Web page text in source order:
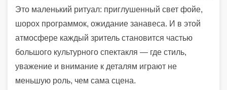
Это маленький ритуал: приглушенный свет фойе,
шорох программок, ожидание занавеса. И в этой
атмосфере каждый зритель становится частью
большого культурного спектакля — где стиль,
уважение и внимание к деталям играют не
меньшую роль, чем сама сцена.